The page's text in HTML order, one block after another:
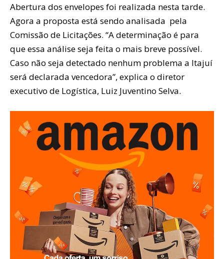
Abertura dos envelopes foi realizada nesta tarde.
Agora a proposta está sendo analisada pela
Comissão de Licitações. “A determinação é para
que essa análise seja feita o mais breve possível.
Caso não seja detectado nenhum problema a Itajuí
será declarada vencedora”, explica o diretor
executivo de Logística, Luiz Juventino Selva.